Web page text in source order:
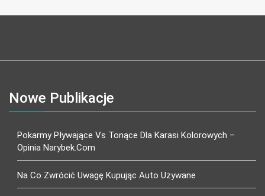
Nowe Publikacje
Pokarmy Pływające Vs Tonące Dla Karasi Kolorowych –
Opinia Narybek.com
Na Co Zwrócić Uwagę Kupując Auto Używane